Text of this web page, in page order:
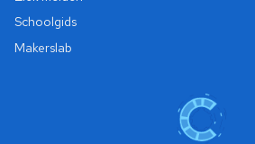
Schoolgids
Makerslab